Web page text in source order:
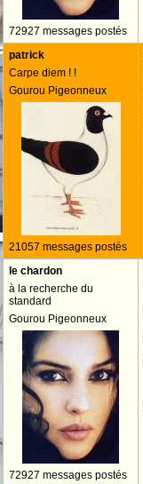
72927 messages postés
patrick
Carpe diem ! !
Gourou Pigeonneux
21057 messages postés
le chardon
à la recherche du
standard
Gourou Pigeonneux
72927 messages postés